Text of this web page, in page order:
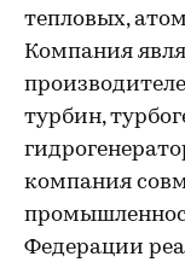
тепловых,
Компания
турбин,
компания
Федерации